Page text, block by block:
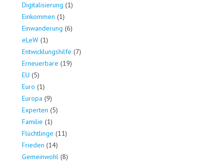
Digitalisierung (1)
Einkommen (1)
Einwanderung (6)
eLeW (1)
Entwicklungshilfe (7)
Erneuerbare (19)
EU (5)
Euro (1)
Europa (9)
Experten (5)
Familie (1)
Flüchtlinge (11)
Frieden (14)
Gemeinwohl (8)